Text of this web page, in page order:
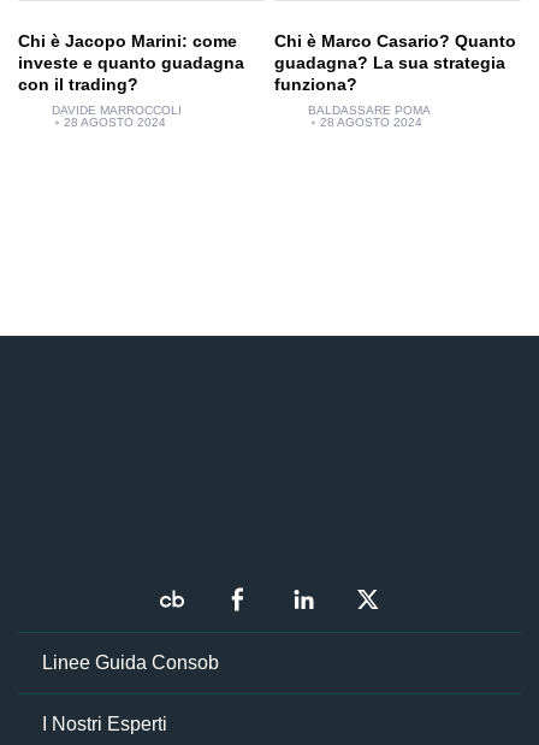
Chi è Jacopo Marini: come
investe e quanto guadagna
con il trading?
DAVIDE MARROCCOLI
28 AGOSTO 2024
Chi è Marco Casario? Quanto
guadagna? La sua strategia
funziona?
BALDASSARE POMA
28 AGOSTO 2024
Linee Guida Consob
I Nostri Esperti